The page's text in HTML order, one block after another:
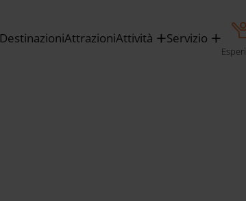
DestinazioniAttrazioniAttività Servizio